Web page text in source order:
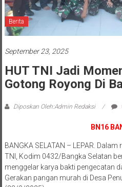
Berita
September 23, 2025
HUT TNI Jadi
Gotong Royong Di
Diposkan Oleh:Admin Redaksi
BN16
BANGKA SELATAN – LEPAR.
TNI, Kodim 0432/Bangka Selatan
menggelar karya bakti pengecatan
Gerakan pangan murah di Desa